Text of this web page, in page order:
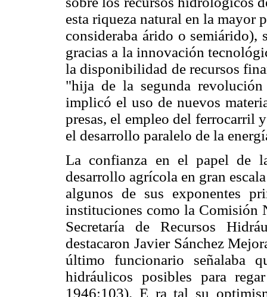
esta riqueza natural en la mayor
consideraba árido o semiárido),
gracias a la innovación
la disponibilidad de recursos
"hija de la segunda
implicó el uso de nuevos
presas, el empleo del ferrocarril
el desarrollo paralelo de la
La confianza en el papel de
desarrollo agrícola en gran
algunos de sus exponentes
instituciones como la
Secretaría de Recursos
destacaron Javier Sánchez
último funcionario señalaba
hidráulicos posibles para
1946:103). E ra tal su